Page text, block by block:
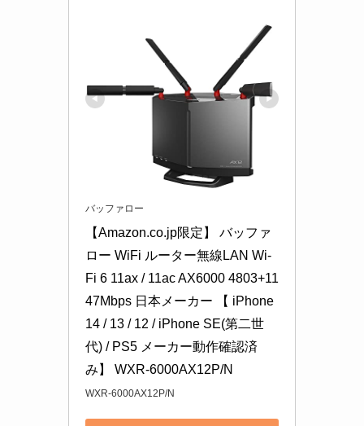
バッファロー
【Amazon.co.jp限定】 バッファ
ロー WiFi ルーター無線LAN Wi-
Fi 6 11ax / 11ac AX6000 4803+11
47Mbps 日本メーカー 【 iPhone
14 / 13 / 12 / iPhone SE(第二世
代) / PS5 メーカー動作確認済
み】 WXR-6000AX12P/N
WXR-6000AX12P/N